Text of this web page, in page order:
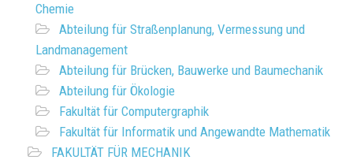
Chemie
Abteilung für Straßenplanung, Vermessung und
Landmanagement
Abteilung für Brücken, Bauwerke und Baumechanik
Abteilung für Ökologie
Fakultät für Computergraphik
Fakultät für Informatik und Angewandte Mathematik
FAKULTÄT FÜR MECHANIK